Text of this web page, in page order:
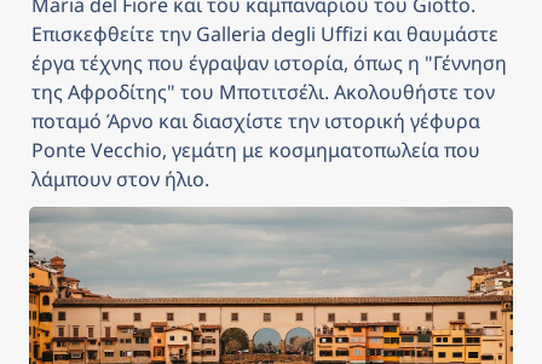
Επισκεφθείτε την Galleria degli Uffizi και θαυμάστε
έργα τέχνης που έγραψαν ιστορία, όπως η "Γέννηση
της Αφροδίτης" του Μποτιτσέλι. Ακολουθήστε τον
ποταμό Άρνο και διασχίστε την ιστορική γέφυρα
Ponte Vecchio, γεμάτη με κοσμηματοπωλεία που
λάμπουν στον ήλιο.